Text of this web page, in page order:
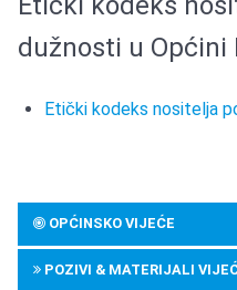
dužnosti u Općini
Etički kodeks nositelja
OPĆINSKO VIJEĆE
POZIVI & MATERIJALI